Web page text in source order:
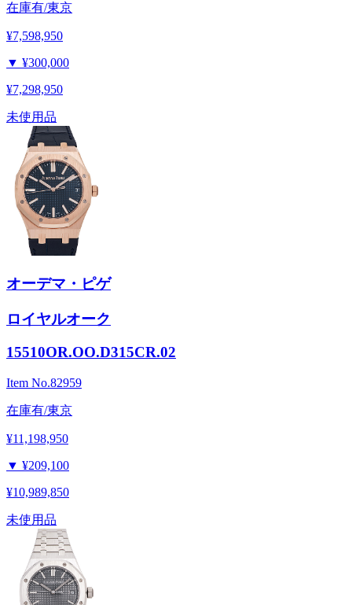
在庫有/東京
¥7,598,950
▼ ¥300,000
¥7,298,950
未使用品
オーデマ・ピゲ
ロイヤルオーク
15510OR.OO.D315CR.02
Item No.82959
在庫有/東京
¥11,198,950
▼ ¥209,100
¥10,989,850
未使用品